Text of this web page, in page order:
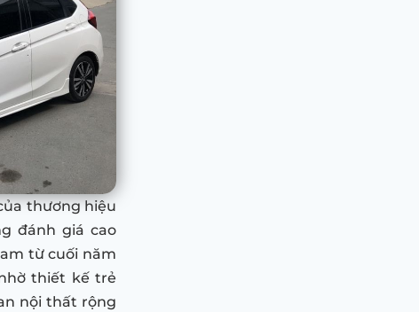
thương hiệu
đánh giá cao
từ cuối năm
thiết kế trẻ
nội thất rộng